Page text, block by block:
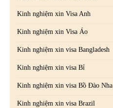
Kinh nghiệm xin Visa Anh
Kinh nghiệm xin Visa Áo
Kinh nghiệm xin visa Bangladesh
Kinh nghiệm xin visa Bỉ
Kinh nghiệm xin visa Bồ Đào Nha
Kinh nghiệm xin visa Brazil